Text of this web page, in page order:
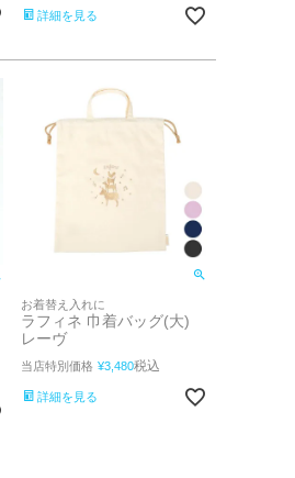
詳細を見る
お着替え入れに
ラフィネ 巾着バッグ(大)
レーヴ
当店特別価格 ¥3,480税込
詳細を見る